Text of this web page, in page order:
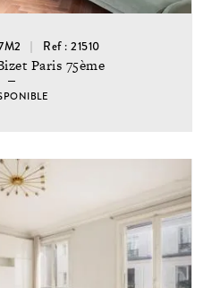
Ref : 21510
Paris 75ème